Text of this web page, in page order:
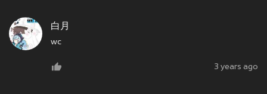
白月
wc
3 years ago